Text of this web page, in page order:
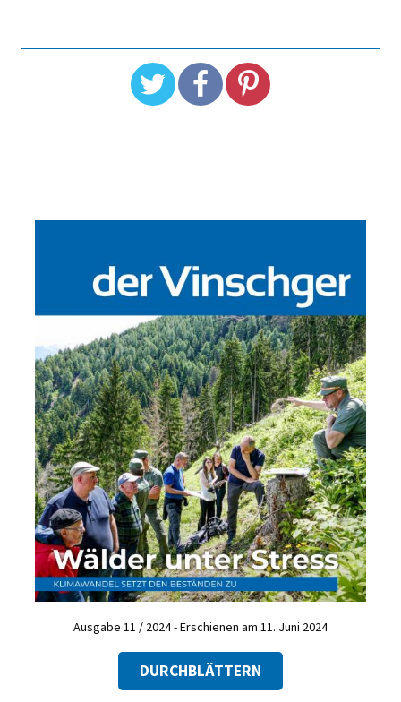
Ausgabe 11 / 2024 - Erschienen am 11. Juni 2024
DURCHBLÄTTERN